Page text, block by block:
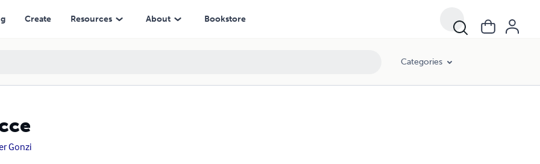
Create Resources About Bookstore
Categories
Gonzi